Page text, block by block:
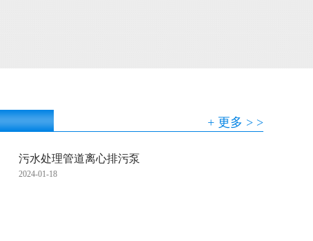
+ 更多 > >
污水处理管道离心排污泵
2024-01-18